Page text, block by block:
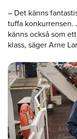
– Det känns
tuffa konkurrensen.
känns också som
klass, säger Arne